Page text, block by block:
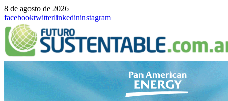
8 de agosto de 2026
facebooktwitterlinkedininstagram